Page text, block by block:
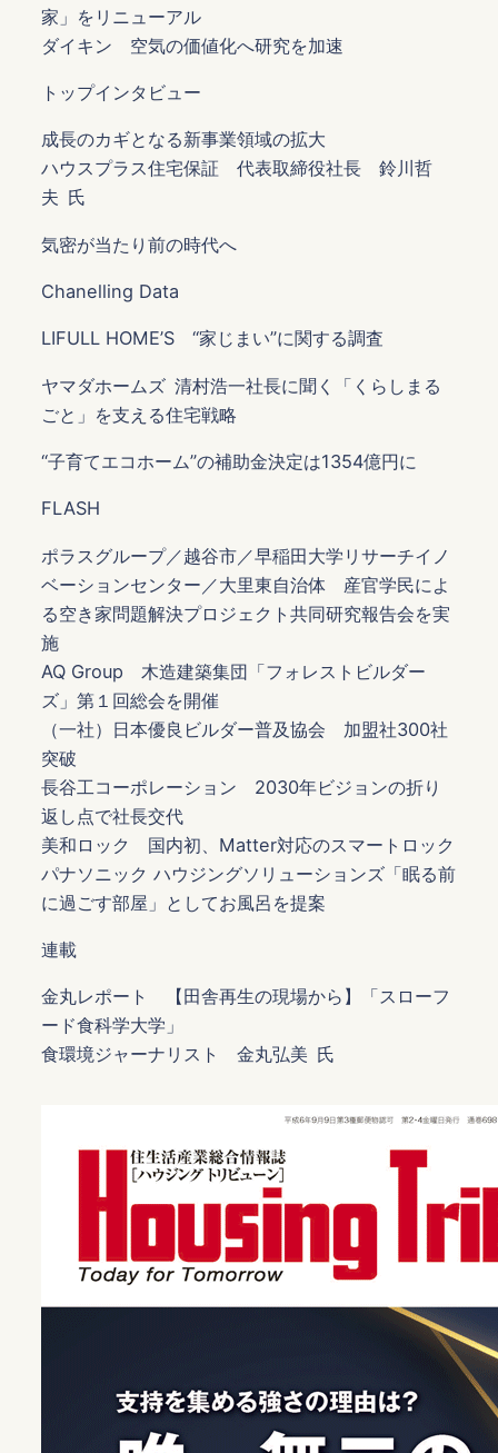
家」をリニューアル
ダイキン 空気の価値化へ研究を加速
トップインタビュー
成長のカギとなる新事業領域の拡大
ハウスプラス住宅保証 代表取締役社長 鈴川哲
夫 氏
気密が当たり前の時代へ
Chanelling Data
LIFULL HOME’S “家じまい”に関する調査
ヤマダホームズ 清村浩一社長に聞く「くらしまる
ごと」を支える住宅戦略
“子育てエコホーム”の補助金決定は1354億円に
FLASH
ポラスグループ／越谷市／早稲田大学リサーチイノ
ベーションセンター／大里東自治体 産官学民によ
る空き家問題解決プロジェクト共同研究報告会を実
施
AQ Group 木造建築集団「フォレストビルダー
ズ」第１回総会を開催
（一社）日本優良ビルダー普及協会 加盟社300社
突破
長谷工コーポレーション 2030年ビジョンの折り
返し点で社長交代
美和ロック 国内初、Matter対応のスマートロック
パナソニック ハウジングソリューションズ「眠る前
に過ごす部屋」としてお風呂を提案
連載
金丸レポート 【田舎再生の現場から】「スローフ
ード食科学大学」
食環境ジャーナリスト 金丸弘美 氏